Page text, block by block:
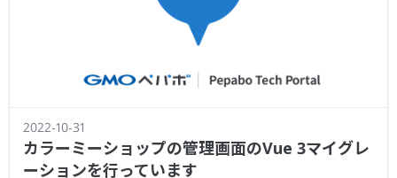
2022-10-31
カラーミーショップの管理画面のVue 3マイグレ
ーションを行っています